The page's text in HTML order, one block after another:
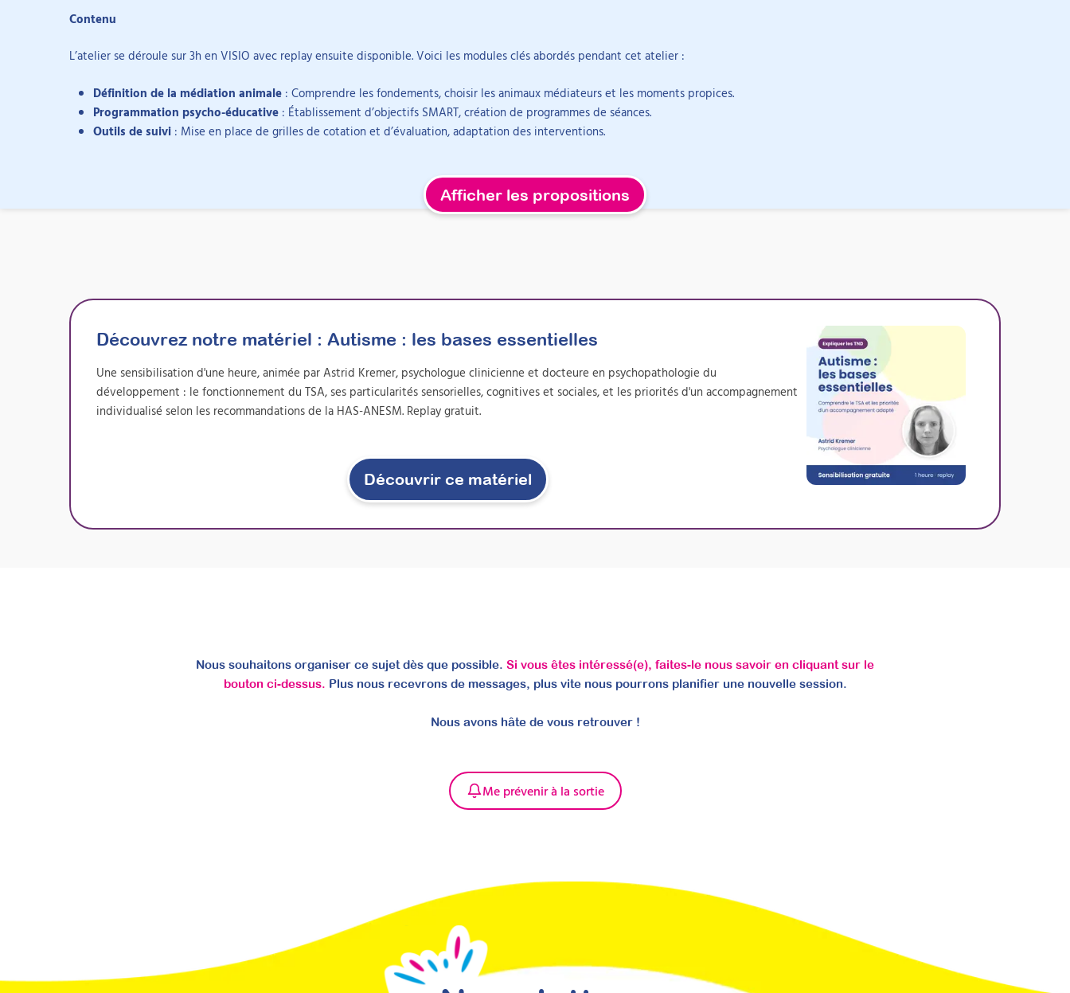
Contenu
L’atelier se déroule sur 3h en VISIO avec replay ensuite disponible. Voici les modules clés abordés pendant cet atelier :
Définition de la médiation animale : Comprendre les fondements, choisir les animaux médiateurs et les moments propices.
Programmation psycho-éducative : Établissement d’objectifs SMART, création de programmes de séances.
Outils de suivi : Mise en place de grilles de cotation et d’évaluation, adaptation des interventions.
activité
Profil de Dunn 2 et autres outils
Durée 18h réparties sur 5 semaines
Inscriptions ouvertes
Afficher les propositions
Découvrez notre matériel : Autisme : les bases essentielles
Une sensibilisation d'une heure, animée par Astrid Kremer, psychologue clinicienne et docteure en psychopathologie du
développement : le fonctionnement du TSA, ses particularités sensorielles, cognitives et sociales, et les priorités d'un accompagnement
individualisé selon les recommandations de la HAS-ANESM. Replay gratuit.
Découvrir ce matériel
Nous souhaitons organiser ce sujet dès que possible. Si vous êtes intéressé(e), faites-le nous savoir en cliquant sur le
bouton ci-dessus. Plus nous recevrons de messages, plus vite nous pourrons planifier une nouvelle session.
Nous avons hâte de vous retrouver !
Me prévenir à la sortie